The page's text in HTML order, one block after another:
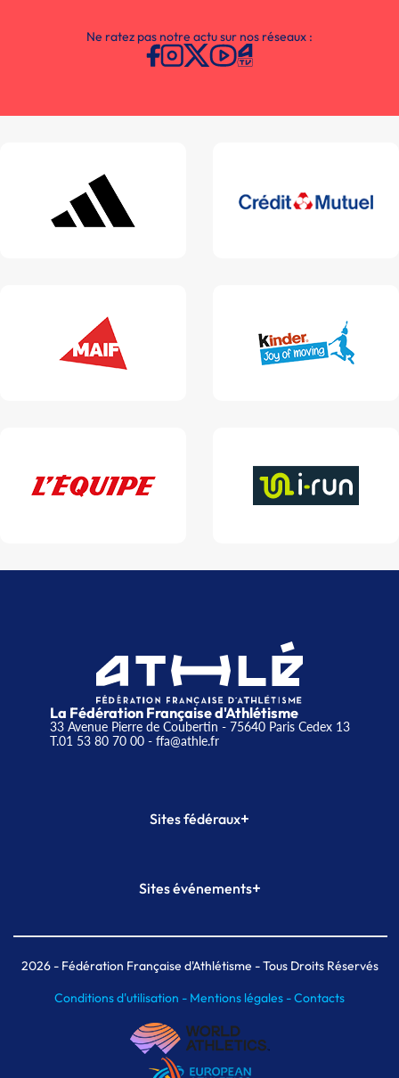
Ne ratez pas notre actu sur nos réseaux :
La Fédération Française d'Athlétisme
33 Avenue Pierre de Coubertin - 75640 Paris Cedex 13
T.01 53 80 70 00- ffa@athle.fr
Sites fédéraux+
Plateforme Formation
Sites événements+
Meeting de Paris indoor
MAIF Ekiden de Paris
2026- Fédération Française d'Athlétisme - Tous Droits Réservés
Conditions d'utilisation - Mentions légales -Contacts